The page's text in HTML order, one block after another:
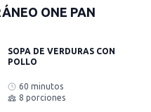
ONE PAN
SOPA DE VERDURAS CON
POLLO
60 minutos
8 porciones